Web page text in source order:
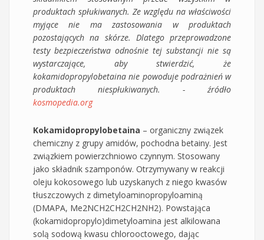
produktach spłukiwanych. Ze względu na właściwości
myjące nie ma zastosowania w produktach
pozostających na skórze. Dlatego przeprowadzone
testy bezpieczeństwa odnośnie tej substancji nie są
wystarczające, aby stwierdzić, że
kokamidopropylobetaina nie powoduje podrażnień w
produktach niespłukiwanych. - źródło
kosmopedia.org
Kokamidopropylobetaina – organiczny związek
chemiczny z grupy amidów, pochodna betainy. Jest
związkiem powierzchniowo czynnym. Stosowany
jako składnik szamponów. Otrzymywany w reakcji
oleju kokosowego lub uzyskanych z niego kwasów
tłuszczowych z dimetyloaminopropyloaminą
(DMAPA, Me2NCH2CH2CH2NH2). Powstająca
(kokamidopropylo)dimetyloamina jest alkilowana
solą sodową kwasu chlorooctowego, dając